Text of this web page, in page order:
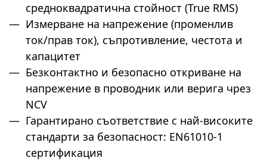
средноквадратична стойност (True RMS)
Измерване на напрежение (променлив
ток/прав ток), съпротивление, честота и
капацитет
Безконтактно и безопасно откриване на
напрежение в проводник или верига чрез
NCV
Гарантирано съответствие с най-високите
стандарти за безопасност: EN61010-1
сертификация